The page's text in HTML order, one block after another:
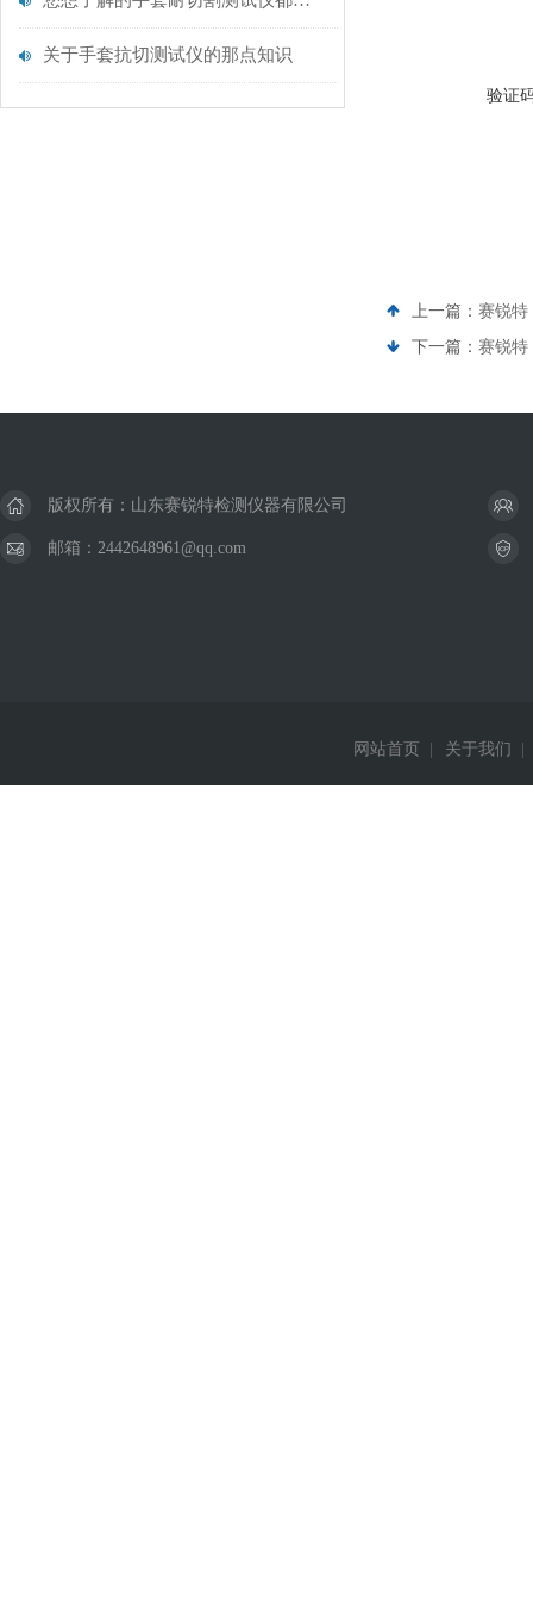
关于手套抗切测试仪的那点知识
验证
上一篇： 赛锐特
下一篇： 赛锐特
版权所有：山东赛锐特检测仪器有限公司
邮箱：2442648961@qq.com
网站首页 关于我们